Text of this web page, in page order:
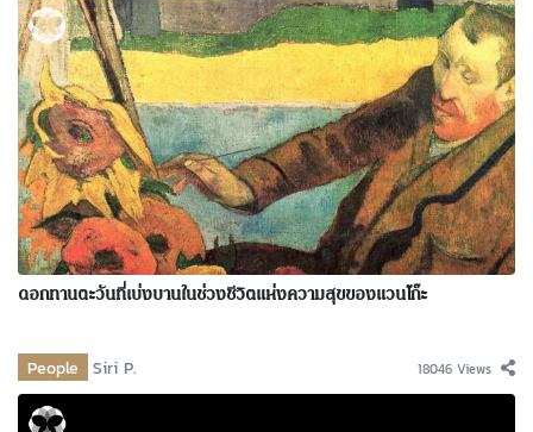
ดอกทานตะวันที่เบ่งบานในช่วงชีวิตแห่งความสุขของแวนโก๊ะ
People Siri P. 18046 Views